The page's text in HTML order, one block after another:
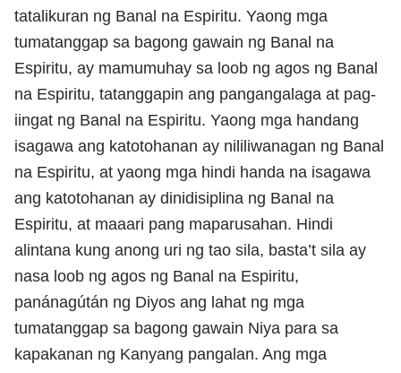
tatalikuran ng Banal na Espiritu. Yaong mga
tumatanggap sa bagong gawain ng Banal na
Espiritu, ay mamumuhay sa loob ng agos ng Banal
na Espiritu, tatanggapin ang pangangalaga at pag-
iingat ng Banal na Espiritu. Yaong mga handang
isagawa ang katotohanan ay nililiwanagan ng Banal
na Espiritu, at yaong mga hindi handa na isagawa
ang katotohanan ay dinidisiplina ng Banal na
Espiritu, at maaari pang maparusahan. Hindi
alintana kung anong uri ng tao sila, basta’t sila ay
nasa loob ng agos ng Banal na Espiritu,
panánagútán ng Diyos ang lahat ng mga
tumatanggap sa bagong gawain Niya para sa
kapakanan ng Kanyang pangalan. Ang mga